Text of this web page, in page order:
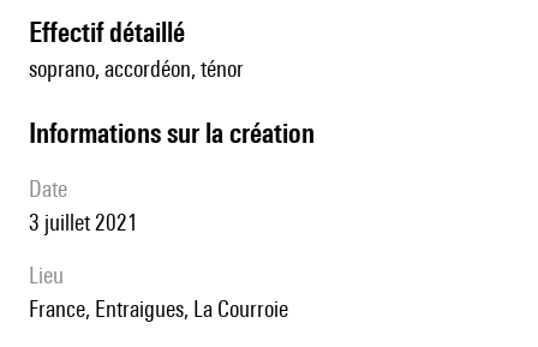
effectif détaillé
soprano, accordéon, ténor
informations sur la création
date
3 juillet 2021
lieu
France, Entraigues, La Courroie